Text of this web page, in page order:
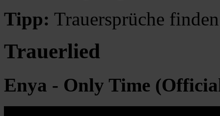
Tipp: Trauersprüche
Trauerlied
Enya - Only Time